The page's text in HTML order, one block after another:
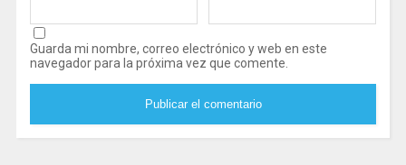
Guarda mi nombre, correo electrónico y web en este
navegador para la próxima vez que comente.